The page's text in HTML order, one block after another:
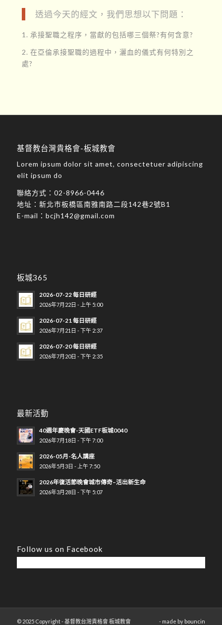
透過今天的經文，我們思想以下問題：
1. 承接聖職之程序，當獻的包括哪三個祭?有何含意?
2. 在亞倫承接聖職的過程中，灑血的儀式有何特別之
處?
基督教台灣貴格會-板城教會
Lorem ipsum dolor sit amet, consectetuer adipiscing
elit ipsum do
聯絡方式： 02-8966-0446
地址： 新北市板橋區南雅南路二段142巷2號B1
E-mail： bcjh142@gmail.com
板城365
2026-07-22 每日研經
2026年7月22日 - 上午 5:00
2026-07-21 每日研經
2026年7月21日 - 下午 2:37
2026-07-20 每日研經
2026年7月20日 - 下午 2:35
最新活動
40週年慶晚會-天國ETF板城0040
2026年7月18日 - 下午 7:00
2026-05月-名人講座
2026年5月3日 - 上午 7:50
2026年復活節晚會城市傳奇–活出新生命
2026年3月28日 - 下午 5:07
Follow us on Facebook
© 2025 Copyright - 基督教台灣貴格會 板城教會 - made by bouncin